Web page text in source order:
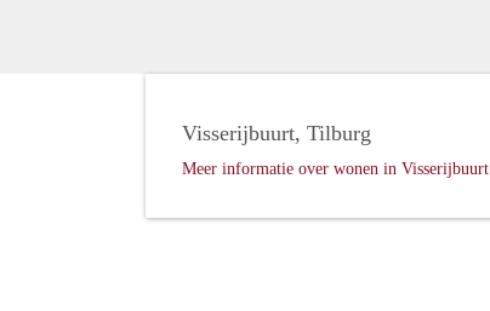
Visserijbuurt, Tilburg
Meer informatie over wonen in Visserijbuurt